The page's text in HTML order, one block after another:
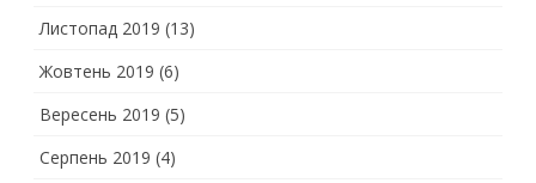
Листопад 2019 (13)
Жовтень 2019 (6)
Вересень 2019 (5)
Серпень 2019 (4)